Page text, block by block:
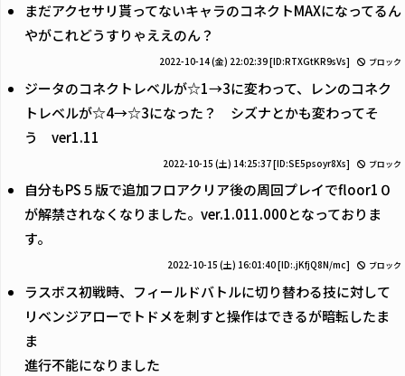
まだアクセサリ貰ってないキャラのコネクトMAXになってるん
やがこれどうすりゃええのん？
2022-10-14 (金) 22:02:39[ID:RTXGtKR9sVs] ブロック
ジータのコネクトレベルが☆1→3に変わって、レンのコネク
トレベルが☆4→☆3になった？ シズナとかも変わってそ
う ver1.11
2022-10-15 (土) 14:25:37[ID:SE5psoyr8Xs] ブロック
自分もPS５版で追加フロアクリア後の周回プレイでfloor1０
が解禁されなくなりました。ver.1.011.000となっておりま
す。
2022-10-15 (土) 16:01:40[ID:.jKfjQ8N/mc] ブロック
ラスボス初戦時、フィールドバトルに切り替わる技に対して
リベンジアローでトドメを刺すと操作はできるが暗転したま
ま
進行不能になりました